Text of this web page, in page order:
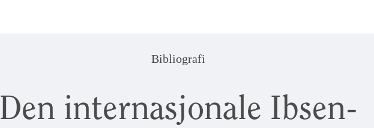
Bibliografi
Den internasjonale Ibsen-